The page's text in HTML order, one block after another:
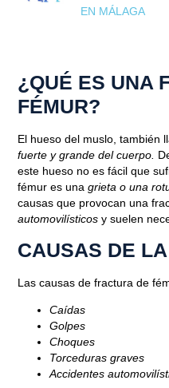
EN MÁLAGA
¿QUÉ ES UNA
FÉMUR?
El hueso del muslo, también
fuerte y grande del cuerpo.
este hueso no es fácil que
fémur es una grieta o una
causas que provocan una
automovilísticos y suelen
CAUSAS DE
Las causas de fractura de
Caídas
Golpes
Choques
Torceduras graves
Accidentes